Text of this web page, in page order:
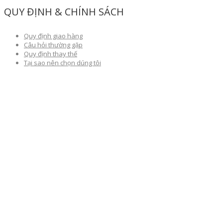
QUY ĐỊNH & CHÍNH SÁCH
Quy định giao hàng
Câu hỏi thường gặp
Quy định thay thế
Tại sao nên chọn dúng tôi